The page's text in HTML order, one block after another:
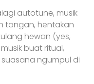
autotune, musik
tangan, hentakan
hewan (yes,
buat ritual,
ngumpul di